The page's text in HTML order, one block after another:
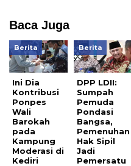
Baca Juga
Berita
Ini Dia
Kontribusi
Ponpes
Wali
Barokah
pada
Kampung
Moderasi di
Kediri
Berita
DPP LDII:
Sumpah
Pemuda
Pondasi
Bangsa,
Pemenuhan
Hak Sipil
Jadi
Pemersatu